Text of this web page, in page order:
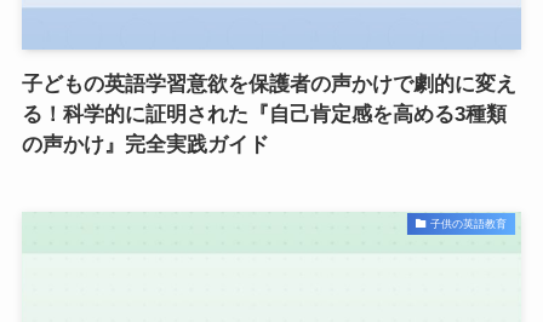
子どもの英語学習意欲を保護者の声かけで劇的に変え
る！科学的に証明された『自己肯定感を高める3種類
の声かけ』完全実践ガイド
子供の英語教育